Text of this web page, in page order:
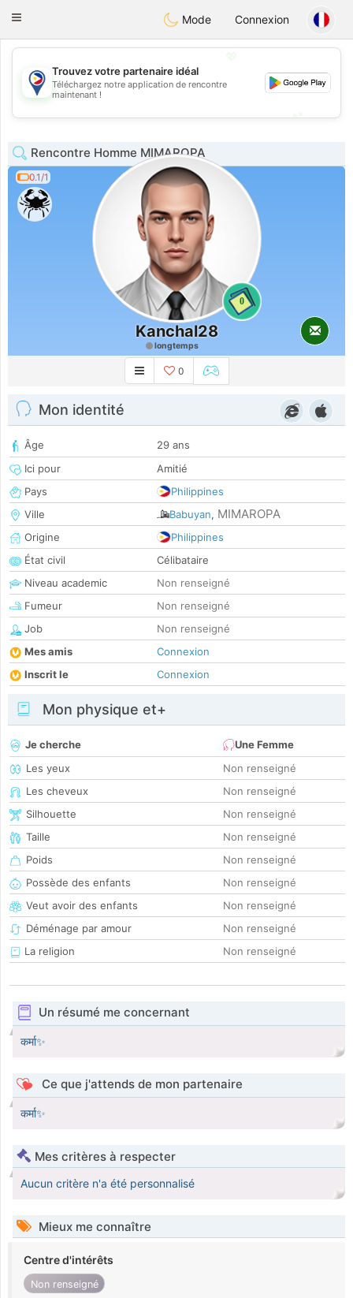
PhilippinesChat
Toggle
Mode Connexion
💖
💕
Trouvez votre partenaire idéal
Téléchargez notre application de rencontre
maintenant !
Rencontre Homme MIMAROPA
0.1/1
0
Kanchal28
longtemps
0
Mon identité
Âge
29 ans
Ici pour
Amitié
Pays
Philippines
Ville
Babuyan, MIMAROPA
Origine
Philippines
État civil
Célibataire
Niveau academic
Non renseigné
Fumeur
Non renseigné
Job
Non renseigné
Mes amis
Connexion
Inscrit le
Connexion
Mon physique et+
Je cherche
Une Femme
Les yeux
Non renseigné
Les cheveux
Non renseigné
Silhouette
Non renseigné
Taille
Non renseigné
Poids
Non renseigné
Possède des enfants
Non renseigné
Veut avoir des enfants
Non renseigné
Déménage par amour
Non renseigné
La religion
Non renseigné
Un résumé me concernant
कर्मा✨
Ce que j'attends de mon partenaire
कर्मा✨
Mes critères à respecter
Aucun critère n'a été personnalisé
Mieux me connaître
Centre d'intérêts
Non renseigné